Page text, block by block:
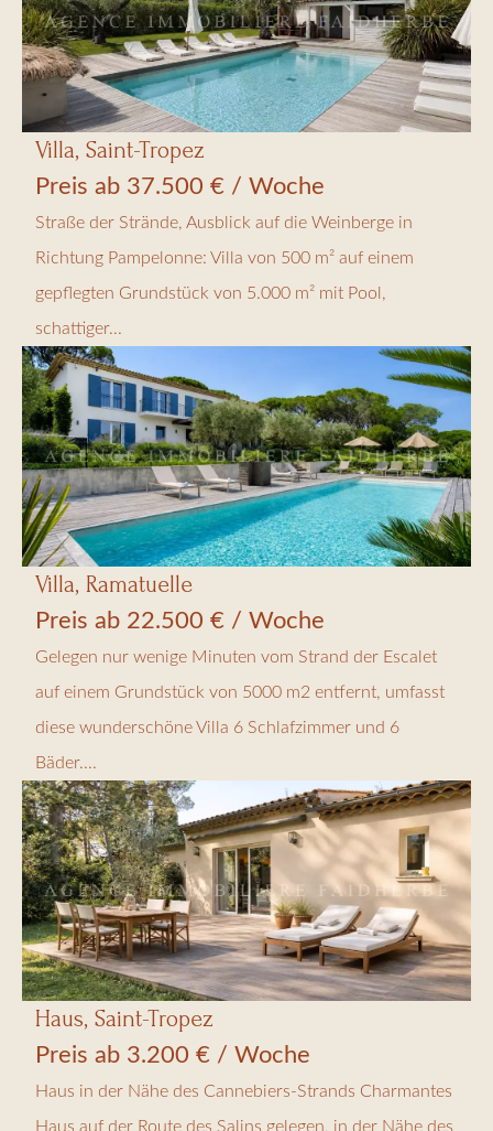
Villa, Saint-Tropez
Preis ab 37.500 € / Woche
Straße der Strände, Ausblick auf die Weinberge in
Richtung Pampelonne: Villa von 500 m² auf einem
gepflegten Grundstück von 5.000 m² mit Pool,
schattiger...
Villa, Ramatuelle
Preis ab 22.500 € / Woche
Gelegen nur wenige Minuten vom Strand der Escalet
auf einem Grundstück von 5000 m2 entfernt, umfasst
diese wunderschöne Villa 6 Schlafzimmer und 6
Bäder....
Haus, Saint-Tropez
Preis ab 3.200 € / Woche
Haus in der Nähe des Cannebiers-Strands Charmantes
Haus auf der Route des Salins gelegen, in der Nähe des